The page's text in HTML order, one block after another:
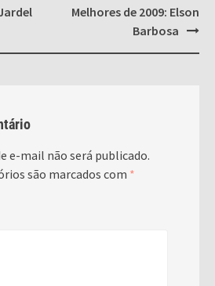
Melhores de 2009: Elson
Barbosa
e-mail não será publicado.
são marcados com *